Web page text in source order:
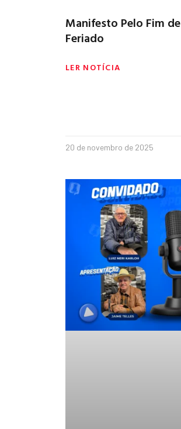
Manifesto Pelo Fim de
Feriado
LER NOTÍCIA
20 de novembro de 2025